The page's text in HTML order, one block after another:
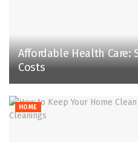
Affordable Health Care:
Costs
HOME